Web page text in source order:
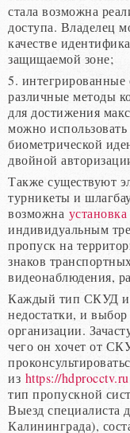
стала возможна
доступа. Владелец
качестве
защищаемой зоне;
5.
различные методы
для достижения
можно
биометрической
двойной
Также существуют
турникеты и
возможна
индивидуальным
пропуск на
знаков
видеонаблюдения,
Каждый тип СКУД
недостатки, и
организации.
чего он хочет от
из https://hdprocctv.ru
тип пропускной
Выезд специалиста
Калининграда),